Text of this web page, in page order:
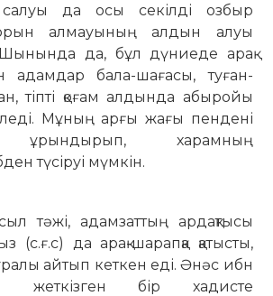
да осы секілді озбыр
орын алмауының алдын алуы
да, бұл дүниеде арақ
адамдар бала-шағасы, туған-
тіпті қоғам алдында абыройы
Мұның арғы жағы пендені
ұрындырып, харамның
түсіруі мүмкін.
тәжі, адамзаттың ар­дақ­тысы
(с.ғ.с) да арақ-шарапқа қатысты,
ай­тып кеткен еді. Әнәс ибн
жет­кізген бір хадисте